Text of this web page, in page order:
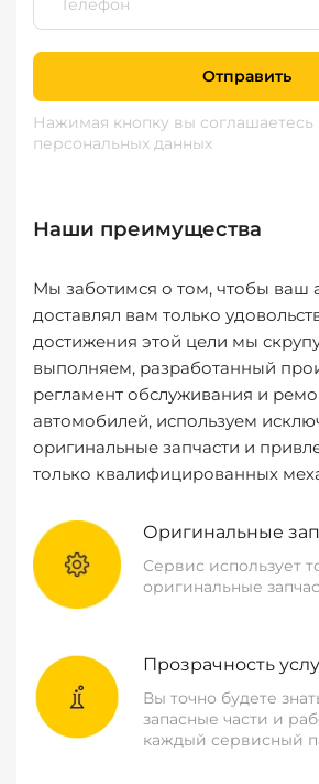
Отправить
Нажимая кнопку вы соглашаетесь
персональных данных
Наши преимущества
Мы заботимся о том, чтобы ваш
доставлял вам только
достижения этой цели мы
выполняем, разработанный
регламент обслуживания и
автомобилей, используем
оригинальные запчасти и
только квалифицированных
Оригинальные
Сервис использует
оригинальные
Прозрачность
Вы точно будете
запасные части и
каждый сервисный